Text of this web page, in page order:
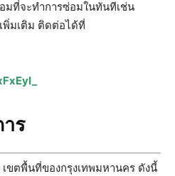
มที่จะทำการซ่อมในทันทีเช่น
พิ่มเติม ติดต่อได้ที่
ร
เขตพื้นที่ของกรุงเทพมหานคร ดังนี้